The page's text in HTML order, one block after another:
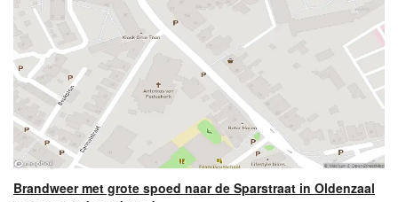
Brandweer met grote spoed naar de Sparstraat in Oldenzaal